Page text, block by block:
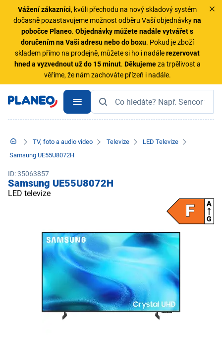
Vážení zákazníci, kvůli přechodu na nový skladový systém
dočasně pozastavujeme možnost odběru Vaší objednávkyna
pobočce Planeo.Objednávky můžete nadále vytvářet s
doručením na Vaši adresu nebo do boxu. Pokud je zboží
skladem přímo na prodejně, můžete si ho i nadálerezervovat
hned a vyzvednout už do 15 minut. Děkujemeza trpělivost a
věříme, že nám zachováte přízeň i nadále.
TV, foto a audio video Televize
LED Televize
Samsung UE55U8072H
ID: 35063857
Samsung UE55U8072H
LED televize